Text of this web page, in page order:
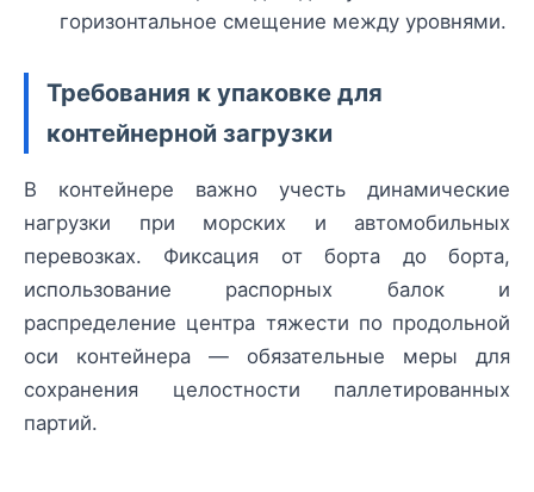
горизонтальное смещение между уровнями.
Требования к упаковке для
контейнерной загрузки
В контейнере важно учесть динамические
нагрузки при морских и автомобильных
перевозках. Фиксация от борта до борта,
использование распорных балок и
распределение центра тяжести по продольной
оси контейнера — обязательные меры для
сохранения целостности паллетированных
партий.